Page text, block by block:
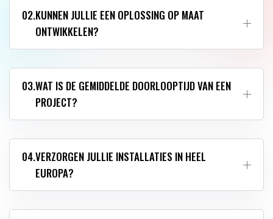
02.KUNNEN JULLIE EEN OPLOSSING OP MAAT
ONTWIKKELEN?
03.WAT IS DE GEMIDDELDE DOORLOOPTIJD VAN EEN
PROJECT?
04.VERZORGEN JULLIE INSTALLATIES IN HEEL
EUROPA?